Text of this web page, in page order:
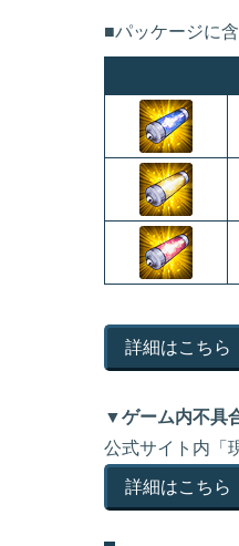
■パッケージに
詳細はこちら
▼ゲーム内不具
公式サイト内「
詳細はこちら